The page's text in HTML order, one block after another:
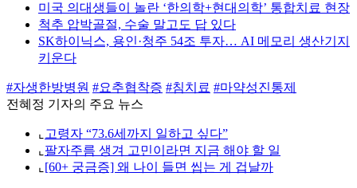
미국 의대생들이 놀란 ‘한의학+현대의학’ 통합치료 현장
척추 압박골절, 수술 말고도 답 있다
SK하이닉스, 용인·청주 54조 투자… AI 메모리 생산기지
키운다
#자생한방병원 #요추협착증 #침치료 #마약성진통제
전혜정 기자의 주요 뉴스
⌞ 고령자 “73.6세까지 일하고 싶다”
⌞ 팔자주름 생겨 고민이라면 지금 해야 할 일
⌞ [60+ 궁금증] 왜 나이 들면 씹는 게 겁날까